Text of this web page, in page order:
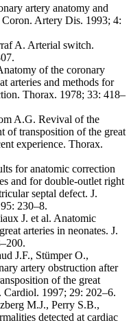
artery anatomy and
Coron. Artery Dis. 1993; 4:
A. Arterial switch.
of the coronary
arteries and methods for
Thorax. 1978; 33: 418–
A.G. Revival of the
of transposition of the great
experience. Thorax.
for anatomic correction
and for double-outlet right
septal defect. J.
230–8.
J. et al. Anatomic
arteries in neonates. J.
J.F., Stümper O.,
artery obstruction after
of the great
1997; 29: 202–6.
M.J., Perry S.B.,
detected at cardiac